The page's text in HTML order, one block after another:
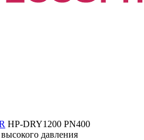
HP-DRY1200 PN400
давления